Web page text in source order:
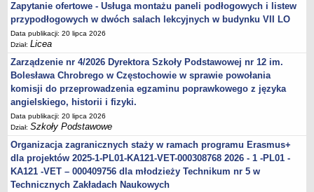
Zapytanie ofertowe - Usługa montażu paneli podłogowych i listew
przypodłogowych w dwóch salach lekcyjnych w budynku VII LO
Data publikacji: 20 lipca 2026
Dział:Licea
Zarządzenie nr 4/2026 Dyrektora Szkoły Podstawowej nr 12 im.
Bolesława Chrobrego w Częstochowie w sprawie powołania
komisji do przeprowadzenia egzaminu poprawkowego z języka
angielskiego, historii i fizyki.
Data publikacji: 20 lipca 2026
Dział:Szkoły Podstawowe
Organizacja zagranicznych staży w ramach programu Erasmus+
dla projektów 2025-1-PL01-KA121-VET-000308768 2026 - 1 -PL01 -
KA121 -VET – 000409756 dla młodzieży Technikum nr 5 w
Technicznych Zakładach Naukowych